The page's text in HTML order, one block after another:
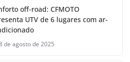
off-road: CFMOTO
UTV de 6 lugares com ar-
de agosto de 2025